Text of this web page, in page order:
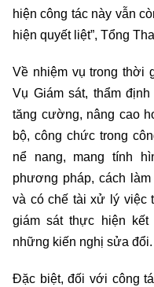
hiện công tác này vẫn
hiện quyết liệt”, Tổng
Về nhiệm vụ trong thời
Vụ Giám sát, thẩm
tăng cường, nâng cao
bộ, công chức trong
nể nang, mang tính
phương pháp, cách
và có chế tài xử lý việc
giám sát thực hiện
những kiến nghị sửa đổi.
Đặc biệt, đối với công